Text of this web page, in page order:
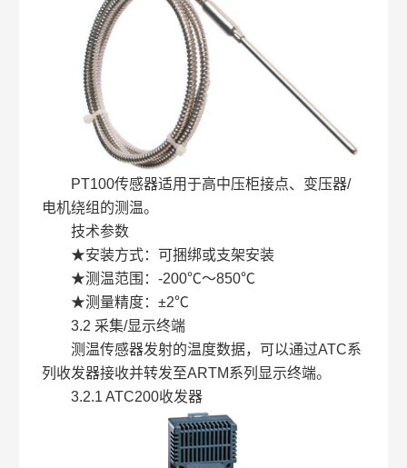
PT100传感器适用于高中压柜接点、变压器/
电机绕组的测温。
技术参数
★安装方式：可捆绑或支架安装
★测温范围：-200℃～850℃
★测量精度：±2℃
3.2 采集/显示终端
测温传感器发射的温度数据，可以通过ATC系
列收发器接收并转发至ARTM系列显示终端。
3.2.1 ATC200收发器